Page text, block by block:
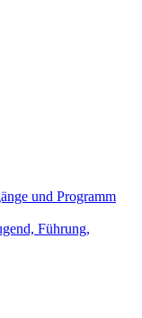
und Programm
Führung,